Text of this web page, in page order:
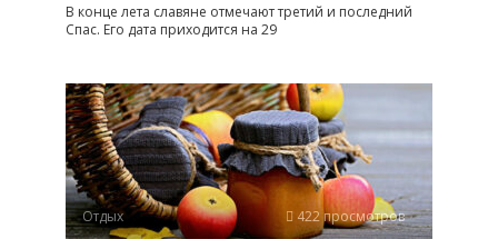
В конце лета славяне отмечают третий и последний
Спас. Его дата приходится на 29
Отдых 422 просмотров